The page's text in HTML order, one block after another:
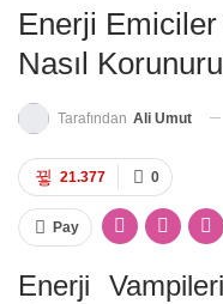
Enerji
Nasıl
Tarafından Ali Umut
0
21.377
Pay
Enerji